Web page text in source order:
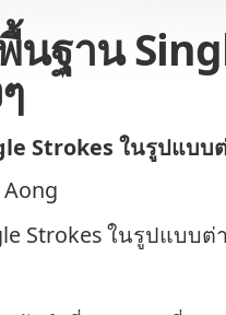
นฐาน
Strokes ในรูปแบบ
Strokes ในรูปแบบต่